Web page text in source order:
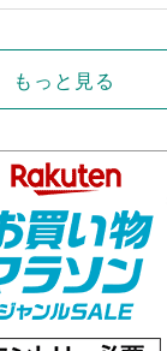
もっと見る